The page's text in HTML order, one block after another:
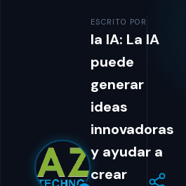
ESCRITO POR
la IA: La IA
puede
generar
ideas
innovadoras
y ayudar a
crear